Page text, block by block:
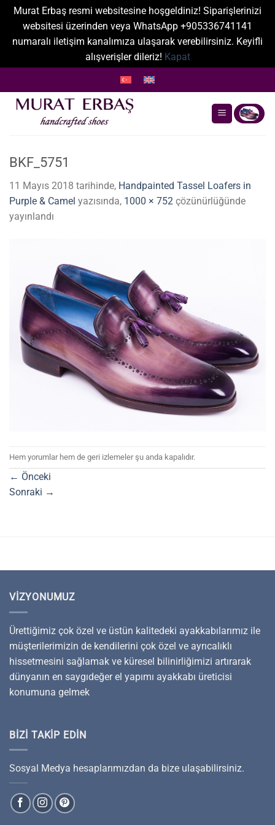
Murat Erbaş resmi websitesine hoşgeldiniz! Siparişlerinizi
websitesi üzerinden veya WhatsApp +905336741141
numaralı iletişim kanalımıza ulaşarak verebilirsiniz. Keyifli
alışverişler dileriz! Kapat
atla
BKF_5751
11 Mayıs 2018 tarihinde, Handpainted Tassel Loafers in
Purple & Camel yazısında, 1000 × 752 çözünürlüğünde
yayınlandı
Hem yorumlar hem de geri izlemeler şu anda kapalıdır.
← Önceki
Sonraki →
VIZYONUMUZ
Ürettiğimiz çok özel ve üstün kalitedeki ayakkabılarımız ile
müşterilerimizin de kendilerini çok özel ve ayrıcalıklı
hissetmesini sağlamak ve küresel bilinirliğimizi artırarak
dünyanın en saygıdeğer el yapımı ayakkabı üreticisi
konumuna gelmek
BIZI TAKIP EDIN
Sosyal Medya hesaplarımızdan da bize ulaşabilirsiniz.